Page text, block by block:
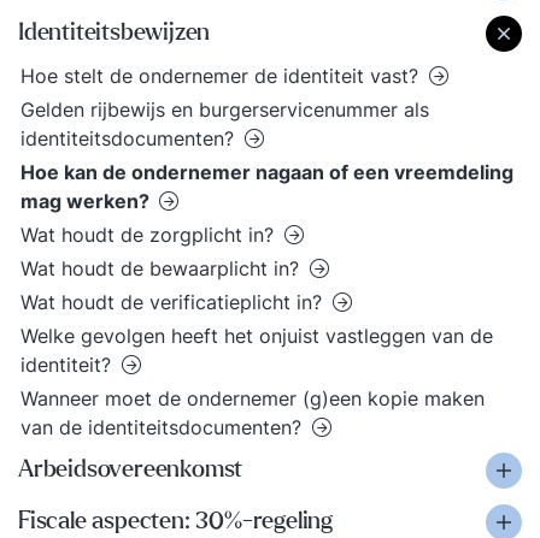
Identiteitsbewijzen
Hoe stelt de ondernemer de identiteit vast?
Gelden rijbewijs en burgerservicenummer als
identiteitsdocumenten?
Hoe kan de ondernemer nagaan of een vreemdeling
mag werken?
Wat houdt de zorgplicht in?
Wat houdt de bewaarplicht in?
Wat houdt de verificatieplicht in?
Welke gevolgen heeft het onjuist vastleggen van de
identiteit?
Wanneer moet de ondernemer (g)een kopie maken
van de identiteitsdocumenten?
Arbeidsovereenkomst
Fiscale aspecten: 30%-regeling